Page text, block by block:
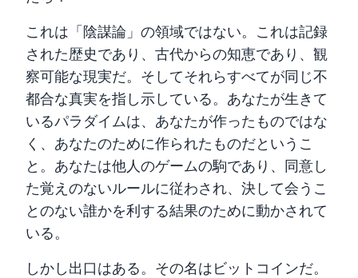
これは「陰謀論」の領域ではない。これは記録
された歴史であり、古代からの知恵であり、観
察可能な現実だ。そしてそれらすべてが同じ不
都合な真実を指し示している。あなたが生きて
いるパラダイムは、あなたが作ったものではな
く、あなたのために作られたものだというこ
と。あなたは他人のゲームの駒であり、同意し
た覚えのないルールに従わされ、決して会うこ
とのない誰かを利する結果のために動かされて
いる。
しかし出口はある。その名はビットコインだ。